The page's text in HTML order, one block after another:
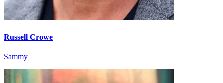
Russell Crowe
Sammy